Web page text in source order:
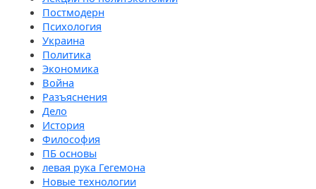
Постмодерн
Психология
Украина
Политика
Экономика
Война
Разъяснения
Дело
История
Философия
ПБ основы
левая рука Гегемона
Новые технологии